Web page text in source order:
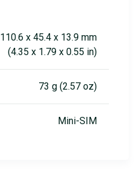
110.6 x 45.4 x 13.9 mm
(4.35 x 1.79 x 0.55 in)
73 g (2.57 oz)
Mini-SIM